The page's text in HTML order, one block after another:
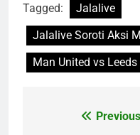
Tagged:
Jalalive
Jalalive Soroti Aksi
Man United vs